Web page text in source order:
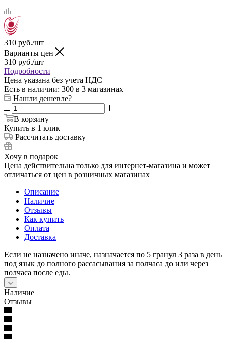
310 руб./шт
Варианты цен
310 руб./шт
Подробности
Цена указана без учета НДС
Есть в наличии: 300 в 3 магазинах
Нашли дешевле?
В корзину
Купить в 1 клик
Рассчитать доставку
Хочу в подарок
Цена действительна только для интернет-магазина и может
отличаться от цен в розничных магазинах
Описание
Наличие
Отзывы
Как купить
Оплата
Доставка
Если не назначено иначе, назначается по 5 гранул 3 раза в день
под язык до полного рассасывания за полчаса до или через
полчаса после еды.
Наличие
Отзывы